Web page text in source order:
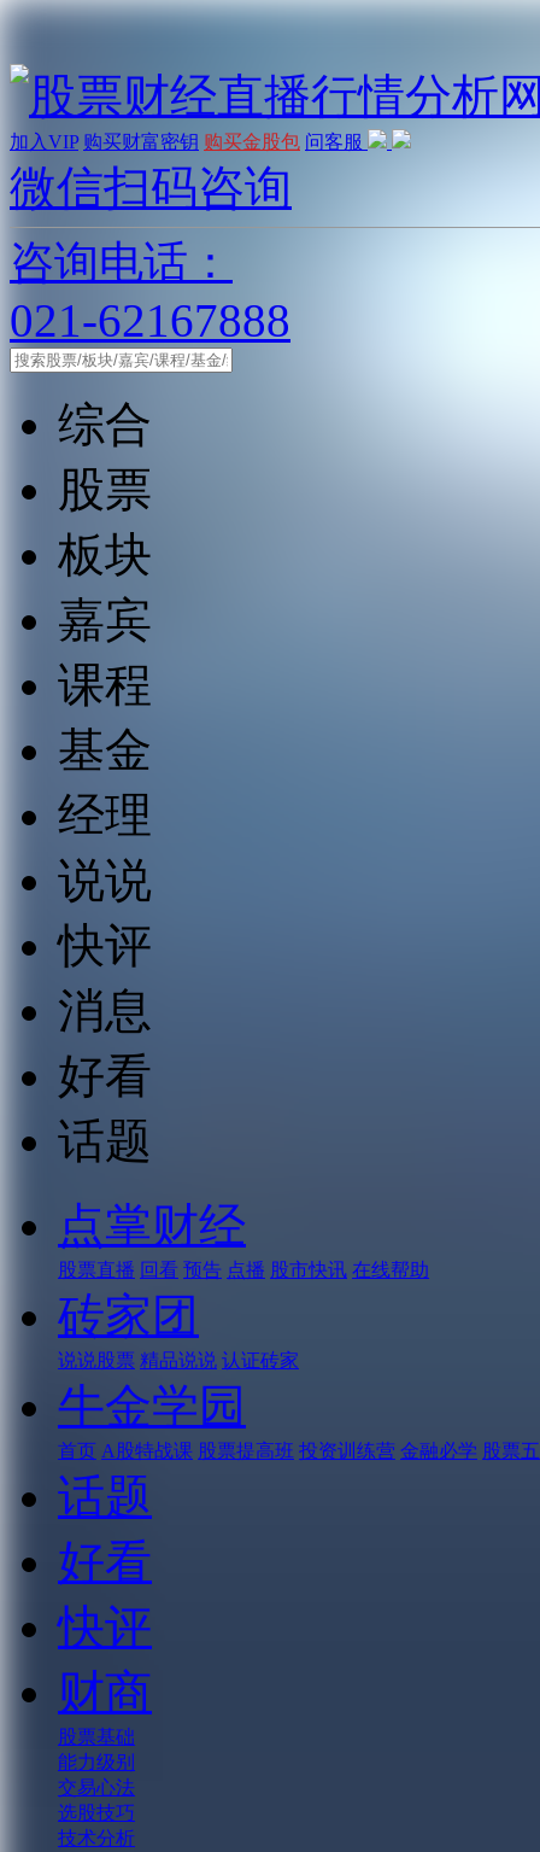
加入VIP 购买财富密钥 购买金股包 问客服
微信扫码咨询
咨询电话：
021-62167888
综合
股票
板块
嘉宾
课程
基金
经理
说说
快评
消息
好看
话题
点掌财经
股票直播 回看 预告 点播 股市快讯 在线帮助
砖家团
说说股票 精品说说 认证砖家
牛金学园
首页 A股特战课 股票提高班 投资训练营 金融必学 股票
话题
好看
快评
财商
股票基础
能力级别
交易心法
选股技巧
技术分析